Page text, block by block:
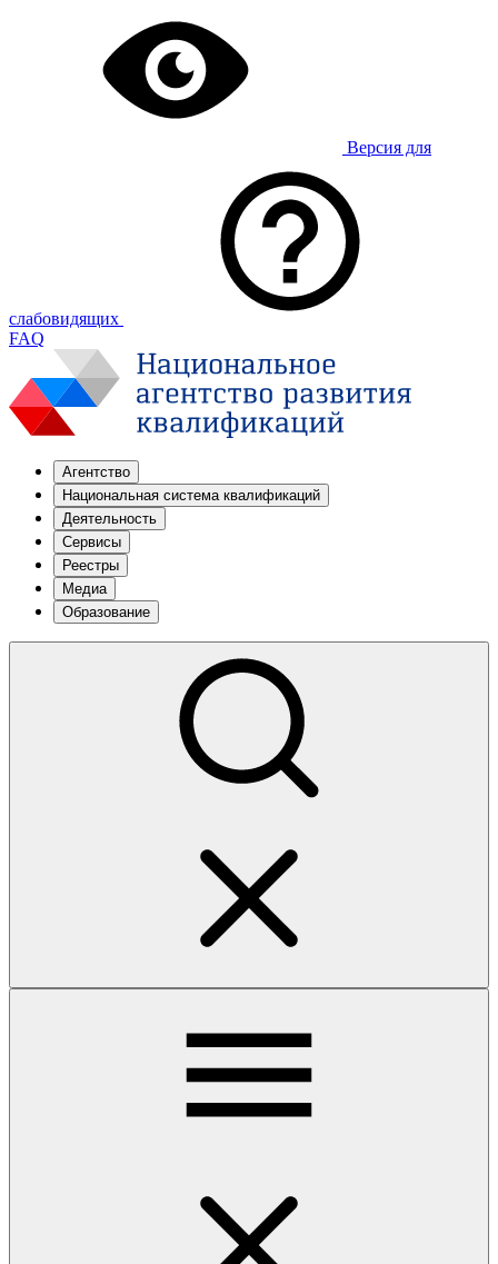
Версия для
слабовидящих
FAQ
Агентство
Национальная система квалификаций
Деятельность
Сервисы
Реестры
Медиа
Образование